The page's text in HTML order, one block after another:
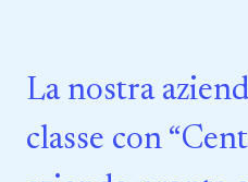
La nostra
classe con